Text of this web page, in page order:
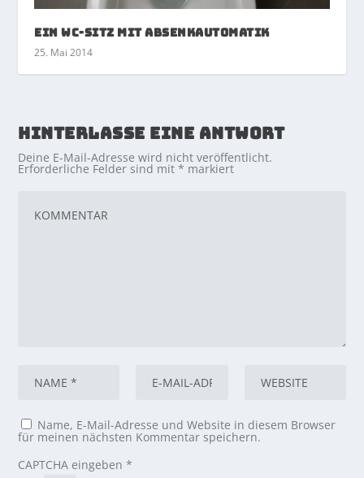
Ein WC-Sitz mit Absenkautomatik
25. Mai 2014
HINTERLASSE EINE ANTWORT
Deine E-Mail-Adresse wird nicht veröffentlicht.
Erforderliche Felder sind mit* markiert
Name, E-Mail-Adresse und Website in diesem Browser
für meinen nächsten Kommentar speichern.
CAPTCHA eingeben *